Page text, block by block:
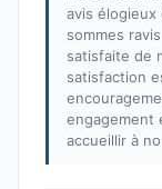
avis
sommes
satisfaite de
satisfaction
engagement
accueillir à